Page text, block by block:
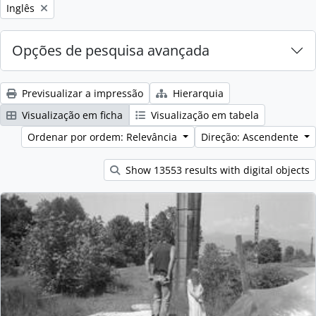
Remove filter:
Inglês
Opções de pesquisa avançada
Previsualizar a impressão
Hierarquia
Visualização em ficha
Visualização em tabela
Ordenar por ordem: Relevância
Direção: Ascendente
Show 13553 results with digital objects